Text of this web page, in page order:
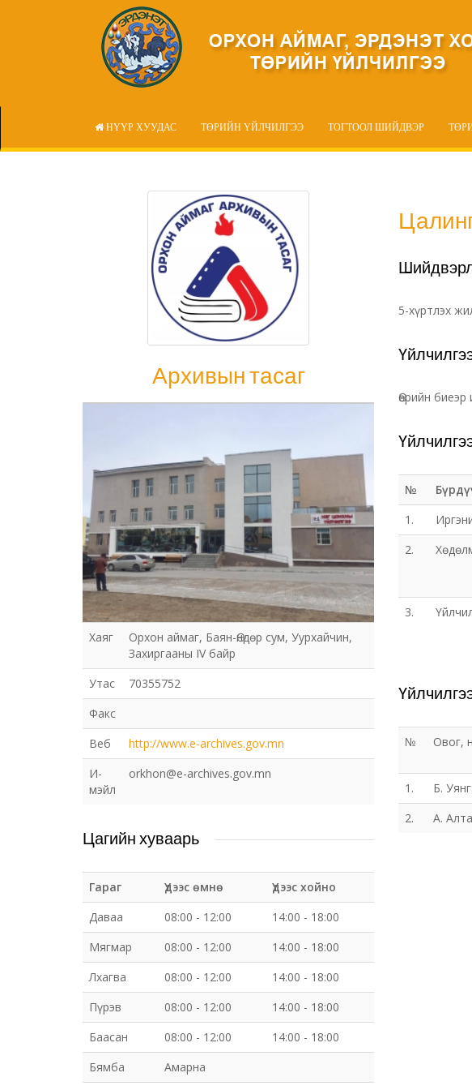
НҮҮР ХУУДАС ТӨРИЙН ҮЙЛЧИЛГЭЭ ТОГТООЛ ШИЙДВЭР
Архивын тасаг
Хаяг
Орхон аймаг, Баян-Өндөр сум, Уурхайчин,
Захиргааны IV байр
Утас
70355752
Факс
Веб
http://www.e-archives.gov.mn
И-
мэйл
orkhon@e-archives.gov.mn
Цагийн хуваарь
Гараг Үдээс өмнө
Үдээс хойно
Даваа
08:00 - 12:00
14:00 - 18:00
Мягмар
08:00 - 12:00
14:00 - 18:00
Лхагва
08:00 - 12:00
14:00 - 18:00
Пүрэв
08:00 - 12:00
14:00 - 18:00
Баасан
08:00 - 12:00
14:00 - 18:00
Бямба
Амарна
5-хүртлэх
Өөрийн биеэр
№
1.
2.
3.
№ Овог,
1.
Б.
2.
А.